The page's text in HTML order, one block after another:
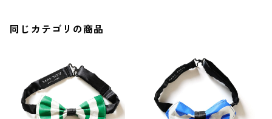
同じカテゴリの商品